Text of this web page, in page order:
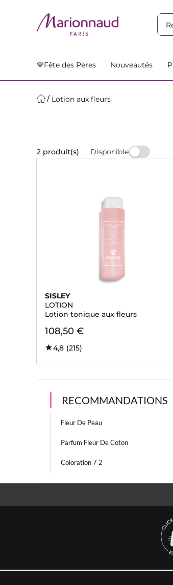
💙Fête des Pères Nouveautés
Lotion aux fleurs
2 produit(s) Disponible
SISLEY
LOTION
Lotion tonique aux fleurs
108,50 €
4,8 (215)
RECOMMANDATIONS
Fleur De Peau
Parfum Fleur De Coton
Coloration 7 2